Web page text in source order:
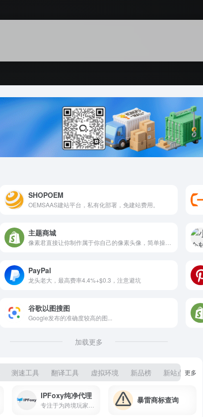
SHOPOEM
OEMSAAS建站平台，私有化部署，免建站费用。
主题商城
像素君直接让你制作属于你自己的像素头像，简单操作，独特风格。
PayPal
龙头老大，最高费率4.4%+$0.3，注意避坑
谷歌以图搜图
Google发布的准确度较高的图...
加载更多
测速工具 翻译工具 虚拟环境 新品榜 新站点 更多
IPFoxy纯净代理 暴雷商标查询